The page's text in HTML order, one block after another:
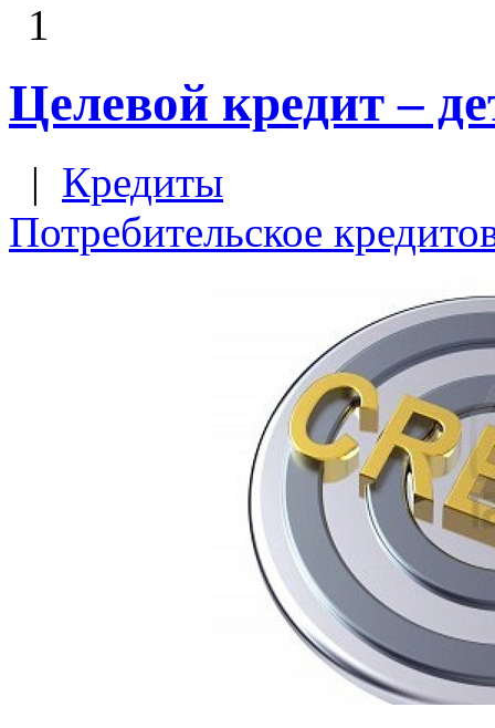
1
Целевой кредит –
| Кредиты
Потребительское